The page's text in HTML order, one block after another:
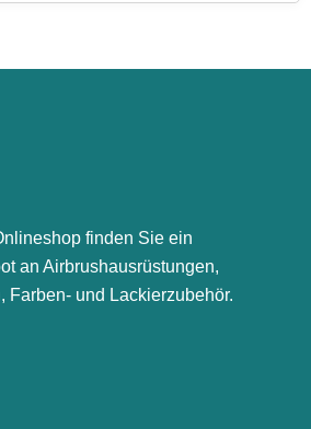
finden Sie ein
an Airbrushausrüstungen,
Farben- und Lackierzubehör.